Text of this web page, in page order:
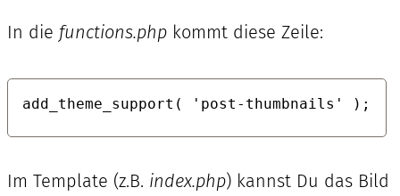
In die functions.php kommt diese Zeile:
add_theme_support( 'post-thumbnails' );
Im Template (z.B. index.php) kannst Du das Bild